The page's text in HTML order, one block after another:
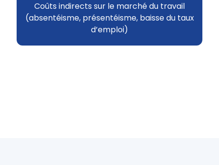
Coûts indirects sur le marché du travail
(absentéisme, présentéisme, baisse du taux
d’emploi)